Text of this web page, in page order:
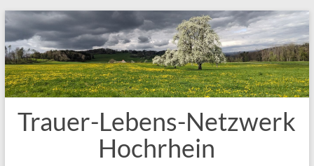
Zum
Inhalt
springen
Trauer-Lebens-Netzwerk
Hochrhein